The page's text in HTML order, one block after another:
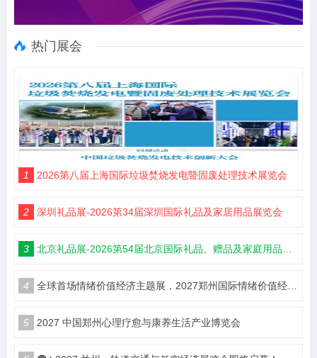
热门展会
1 2026第八届上海国际垃圾焚烧发电暨固废处理技术展览会
2 深圳礼品展-2026第34届深圳国际礼品及家居用品展览会
3 北京礼品展-2026第54届北京国际礼品、赠品及家庭用品展览会
4 全球首场情绪价值经济主题展，2027郑州国际情绪价值经济博览会
5 2027 中国郑州心理疗愈与康养生活产业博览会